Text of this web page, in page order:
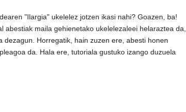
"Ilargia" ukelelez jotzen ikasi nahi? Goazen, ba!
abestiak maila gehienetako ukelelezaleei helaraztea da,
dezagun. Horregatik, hain zuzen ere, abesti honen
da. Hala ere, tutoriala gustuko izango duzuela